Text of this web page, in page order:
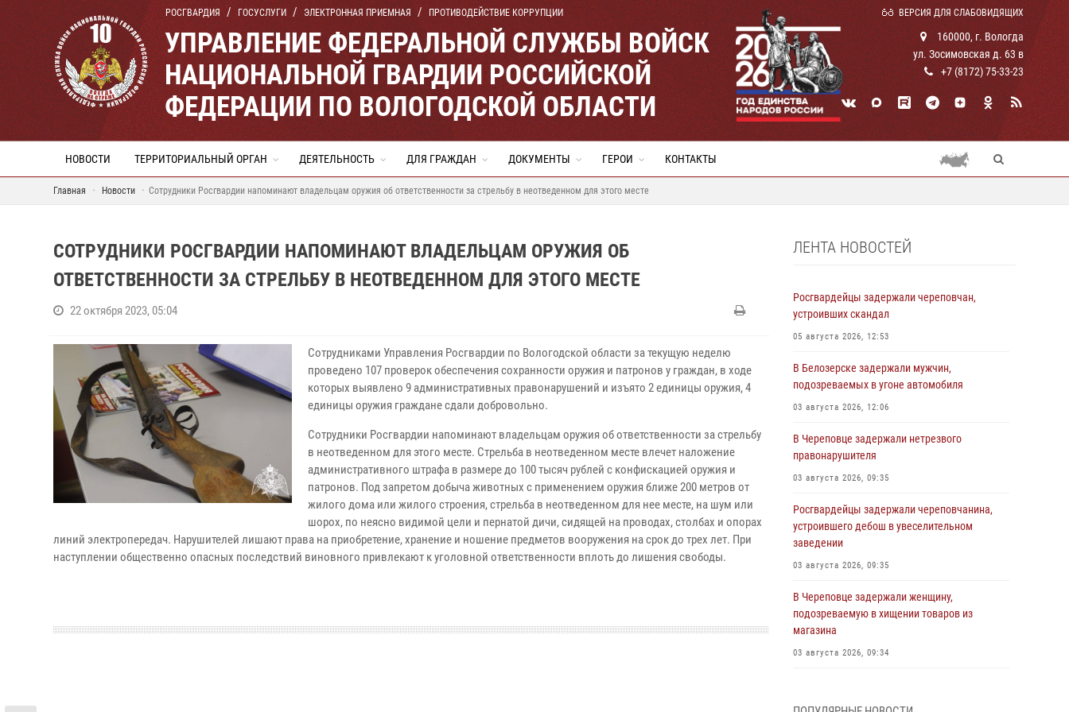
РОСГВАРДИЯ ГОСУСЛУГИ ЭЛЕКТРОННАЯ ПРИЕМНАЯ ПРОТИВОДЕЙСТВИЕ КОРРУПЦИИ ВЕРСИЯ ДЛЯ СЛАБОВИДЯЩИХ
УПРАВЛЕНИЕ ФЕДЕРАЛЬНОЙ СЛУЖБЫ ВОЙСК
НАЦИОНАЛЬНОЙ ГВАРДИИ РОССИЙСКОЙ
ФЕДЕРАЦИИ ПО ВОЛОГОДСКОЙ ОБЛАСТИ
160000, г. Вологда
ул. Зосимовская д. 63 в
+7 (8172) 75-33-23
НОВОСТИ ТЕРРИТОРИАЛЬНЫЙ ОРГАН ДЕЯТЕЛЬНОСТЬ ДЛЯ ГРАЖДАН ДОКУМЕНТЫ ГЕРОИ КОНТАКТЫ
Главная Новости Сотрудники Росгвардии напоминают владельцам оружия об ответственности за стрельбу в неотведенном для этого месте
СОТРУДНИКИ РОСГВАРДИИ НАПОМИНАЮТ ВЛАДЕЛЬЦАМ ОРУЖИЯ ОБ
ОТВЕТСТВЕННОСТИ ЗА СТРЕЛЬБУ В НЕОТВЕДЕННОМ ДЛЯ ЭТОГО МЕСТЕ
22 октября 2023, 05:04
Сотрудниками Управления Росгвардии по Вологодской области за текущую неделю
проведено 107 проверок обеспечения сохранности оружия и патронов у граждан, в ходе
которых выявлено 9 административных правонарушений и изъято 2 единицы оружия, 4
единицы оружия граждане сдали добровольно.
Сотрудники Росгвардии напоминают владельцам оружия об ответственности за стрельбу
в неотведенном для этого месте. Стрельба в неотведенном месте влечет наложение
административного штрафа в размере до 100 тысяч рублей с конфискацией оружия и
патронов. Под запретом добыча животных с применением оружия ближе 200 метров от
жилого дома или жилого строения, стрельба в неотведенном для нее месте, на шум или
шорох, по неясно видимой цели и пернатой дичи, сидящей на проводах, столбах и опорах
линий электропередач. Нарушителей лишают права на приобретение, хранение и ношение предметов вооружения на срок до трех лет. При
наступлении общественно опасных последствий виновного привлекают к уголовной ответственности вплоть до лишения свободы.
ЛЕНТА НОВОСТЕЙ
Росгвардейцы задержали череповчан,
устроивших скандал
05 августа 2026, 12:53
В Белозерске задержали мужчин,
подозреваемых в угоне автомобиля
03 августа 2026, 12:06
В Череповце задержали нетрезвого
правонарушителя
03 августа 2026, 09:35
Росгвардейцы задержали череповчанина,
устроившего дебош в увеселительном
заведении
03 августа 2026, 09:35
В Череповце задержали женщину,
подозреваемую в хищении товаров из
магазина
03 августа 2026, 09:34